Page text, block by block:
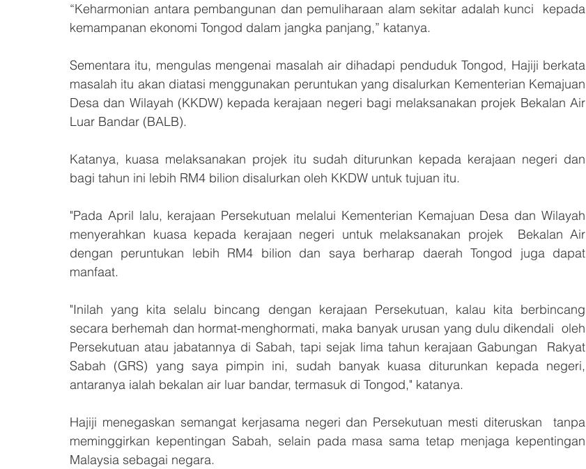
“Keharmonian antara pembangunan dan pemuliharaan alam sekitar adalah kunci  kepada
kemampanan ekonomi Tongod dalam jangka panjang,” katanya.
Sementara itu, mengulas mengenai masalah air dihadapi penduduk Tongod, Hajiji berkata
masalah itu akan diatasi menggunakan peruntukan yang disalurkan Kementerian Kemajuan
Desa dan Wilayah (KKDW) kepada kerajaan negeri bagi melaksanakan projek Bekalan Air
Luar Bandar (BALB).
Katanya, kuasa melaksanakan projek itu sudah diturunkan kepada kerajaan negeri dan
bagi tahun ini lebih RM4 bilion disalurkan oleh KKDW untuk tujuan itu.
"Pada April lalu, kerajaan Persekutuan melalui Kementerian Kemajuan Desa dan Wilayah
menyerahkan kuasa kepada kerajaan negeri untuk melaksanakan projek  Bekalan Air
dengan peruntukan lebih RM4 bilion dan saya berharap daerah Tongod juga dapat
manfaat.
"Inilah yang kita selalu bincang dengan kerajaan Persekutuan, kalau kita berbincang
secara berhemah dan hormat-menghormati, maka banyak urusan yang dulu dikendali  oleh
Persekutuan atau jabatannya di Sabah, tapi sejak lima tahun kerajaan Gabungan  Rakyat
Sabah (GRS) yang saya pimpin ini, sudah banyak kuasa diturunkan kepada negeri,
antaranya ialah bekalan air luar bandar, termasuk di Tongod," katanya.
Hajiji menegaskan semangat kerjasama negeri dan Persekutuan mesti diteruskan  tanpa
meminggirkan kepentingan Sabah, selain pada masa sama tetap menjaga kepentingan
Malaysia sebagai negara.